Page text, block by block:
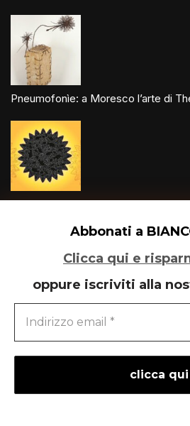
Abbonati a
Clicca qui e
oppure iscriviti alla
Pneumofonìe: a Moresco l’arte di
Un glitch quantico tra Varese e
liberementi
-
Neve| Powered by